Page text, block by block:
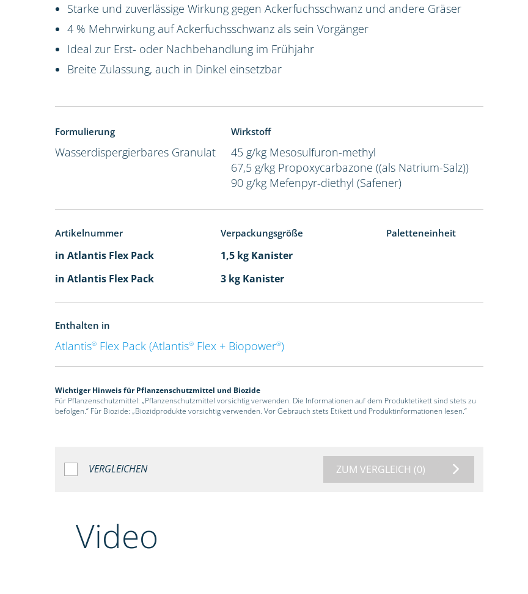
Starke und zuverlässige Wirkung gegen Ackerfuchsschwanz und andere Gräser
4 % Mehrwirkung auf Ackerfuchsschwanz als sein Vorgänger
Ideal zur Erst- oder Nachbehandlung im Frühjahr
Breite Zulassung, auch in Dinkel einsetzbar
Formulierung
Wasserdispergierbares Granulat
Wirkstoff
45 g/kg Mesosulfuron-methyl
67,5 g/kg Propoxycarbazone ((als Natrium-Salz))
90 g/kg Mefenpyr-diethyl (Safener)
Artikelnummer Verpackungsgröße Paletteneinheit
in Atlantis Flex Pack
1,5 kg Kanister
in Atlantis Flex Pack
3 kg Kanister
Enthalten in
Atlantis® Flex Pack (Atlantis® Flex + Biopower®)
Wichtiger Hinweis für Pflanzenschutzmittel und Biozide
Für Pflanzenschutzmittel: „Pflanzenschutzmittel vorsichtig verwenden. Die Informationen auf dem Produktetikett sind stets zu
befolgen.“ Für Biozide: „Biozidprodukte vorsichtig verwenden. Vor Gebrauch stets Etikett und Produktinformationen lesen.“
VERGLEICHEN ZUM VERGLEICH (0)
Video